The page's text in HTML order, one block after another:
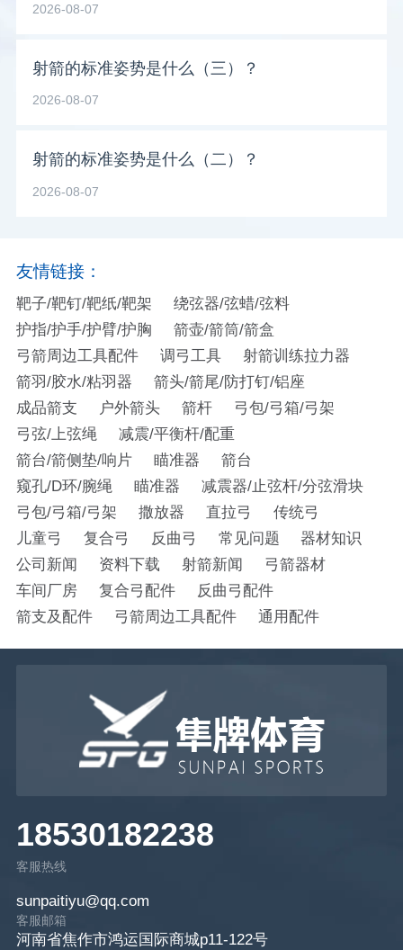
2026-08-07
射箭的标准姿势是什么（三）？
2026-08-07
射箭的标准姿势是什么（二）？
2026-08-07
友情链接：
靶子/靶钉/靶纸/靶架
绕弦器/弦蜡/弦料
护指/护手/护臂/护胸
箭壶/箭筒/箭盒
弓箭周边工具配件
调弓工具
射箭训练拉力器
箭羽/胶水/粘羽器
箭头/箭尾/防打钉/铝座
成品箭支
户外箭头 箭杆
弓包/弓箱/弓架
弓弦/上弦绳
减震/平衡杆/配重
箭台/箭侧垫/响片
瞄准器
箭台
窥孔/D环/腕绳
瞄准器
减震器/止弦杆/分弦滑块
弓包/弓箱/弓架
撒放器 直拉弓
传统弓
儿童弓
复合弓 反曲弓 常见问题
器材知识
公司新闻
资料下载 射箭新闻
弓箭器材
车间厂房
复合弓配件
反曲弓配件
箭支及配件
弓箭周边工具配件 通用配件
18530182238
客服热线
sunpaitiyu@qq.com
客服邮箱
河南省焦作市鸿运国际商城p11-122号